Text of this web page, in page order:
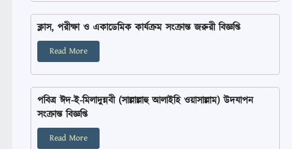
ক্লাস, পরীক্ষা ও একাডেমিক কার্যক্রম সংক্রান্ত জরুরী বিজ্ঞপ্তি
Read More
পবিত্র ঈদ-ই-মিলাদুন্নবী (সাল্লাল্লাহু আলাইহি ওয়াসাল্লাম) উদযাপন
সংক্রান্ত বিজ্ঞপ্তি
Read More